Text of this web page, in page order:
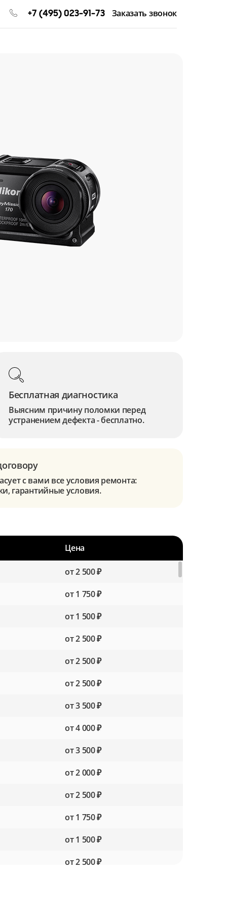
+7 (495) 023-91-73 Заказать звонок
Бесплатная диагностика
Выясним причину поломки перед
устранением дефекта - бесплатно.
с вами все условия ремонта:
гарантийные условия.
Цена
от 2 500 ₽
от 1 750 ₽
от 1 500 ₽
от 2 500 ₽
от 2 500 ₽
от 2 500 ₽
от 3 500 ₽
от 4 000 ₽
от 3 500 ₽
от 2 000 ₽
от 2 500 ₽
от 1 750 ₽
от 1 500 ₽
от 2 500 ₽